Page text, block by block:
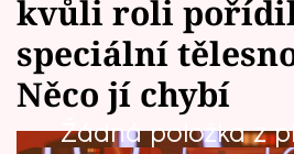
Témata
Celebrity
Vztahy
kvůli roli
speciální
Něco jí chybí
Žádná položka z